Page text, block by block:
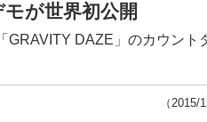
モが世界初公開
GRAVITY DAZE」のカウント
（2015/